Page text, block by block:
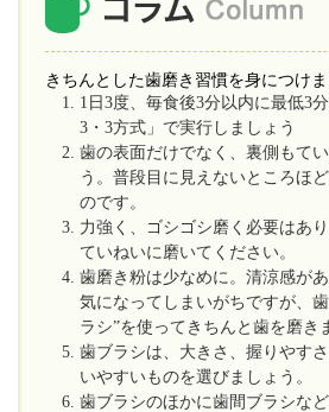
きちんとした歯磨き習慣を身につけま
1日3度、毎食後3分以内に最低3
3・3方式」で実行しましょう
歯の表面だけでなく、裏側もて
う。普段目に見えないところほ
のです。
力強く、ゴシゴシ磨く必要はあ
ていねいに磨いてください。
歯磨き粉は少なめに。清涼感が
気になってしまいがちですが、
ラシ”を使ってきちんと歯を磨き
歯ブラシは、大きさ、握りやす
いやすいものを選びましょう。
歯ブラシのほかに歯間ブラシな